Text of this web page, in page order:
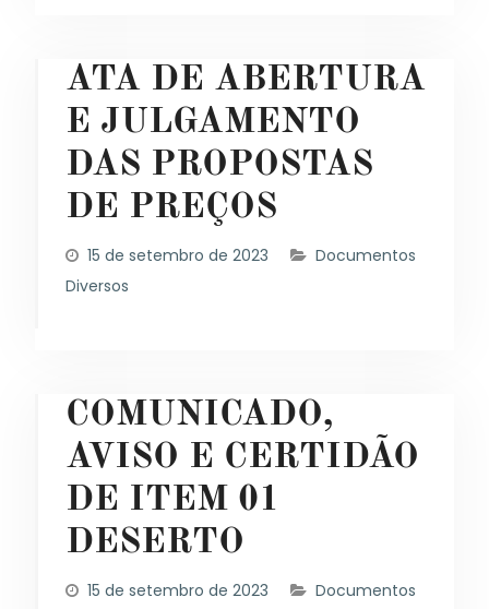
ATA DE ABERTURA
E JULGAMENTO
DAS PROPOSTAS
DE PREÇOS
15 de setembro de 2023
Documentos
Diversos
COMUNICADO,
AVISO E CERTIDÃO
DE ITEM 01
DESERTO
15 de setembro de 2023
Documentos